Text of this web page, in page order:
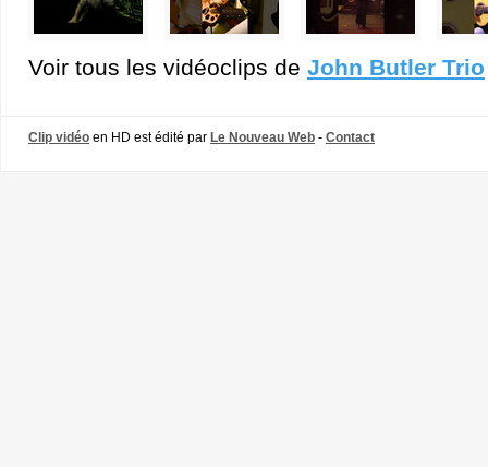
Voir tous les vidéoclips de John Butler Trio
Clip vidéo en HD est édité par Le Nouveau Web - Contact